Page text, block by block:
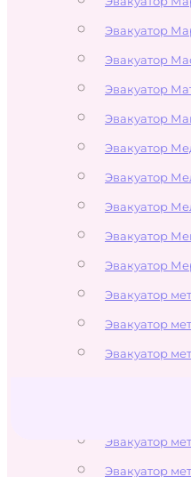
Эвакуатор
Эвакуатор
Эвакуатор
Эвакуатор
Эвакуатор
Эвакуатор
Эвакуатор
Эвакуатор
Эвакуатор
Эвакуатор
Эвакуатор
Эвакуатор
Эвакуатор
Эвакуатор